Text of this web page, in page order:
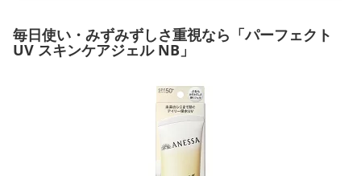
毎日使い・みずみずしさ重視なら「パーフェクト
UV スキンケアジェル NB」